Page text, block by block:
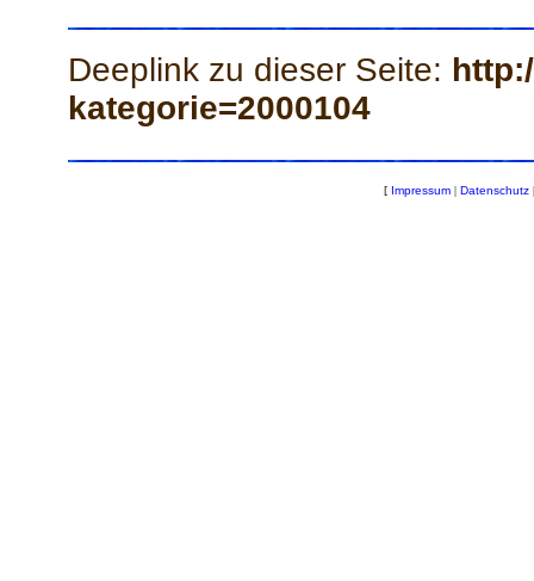
Deeplink zu dieser Seite:
kategorie=2000104
[ Impressum | Datenschutz